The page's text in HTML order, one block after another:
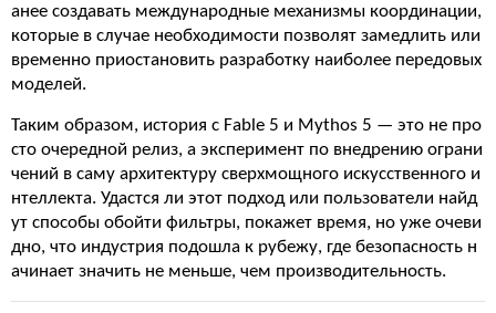
анее создавать международные механизмы координации,
которые в случае необходимости позволят замедлить или
временно приостановить разработку наиболее передовых
моделей.
Таким образом, история с Fable 5 и Mythos 5 — это не про
сто очередной релиз, а эксперимент по внедрению ограни
чений в саму архитектуру сверхмощного искусственного и
нтеллекта. Удастся ли этот подход или пользователи найд
ут способы обойти фильтры, покажет время, но уже очеви
дно, что индустрия подошла к рубежу, где безопасность н
ачинает значить не меньше, чем производительность.